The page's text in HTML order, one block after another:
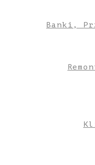
Banki,